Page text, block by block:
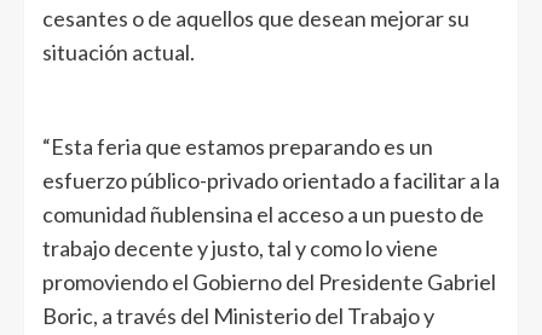
cesantes o de aquellos que desean mejorar su
situación actual.
“Esta feria que estamos preparando es un
esfuerzo público-privado orientado a facilitar a la
comunidad ñublensina el acceso a un puesto de
trabajo decente y justo, tal y como lo viene
promoviendo el Gobierno del Presidente Gabriel
Boric, a través del Ministerio del Trabajo y